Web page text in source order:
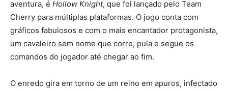
aventura, é Hollow Knight, que foi lançado pelo Team
Cherry para múltiplas plataformas. O jogo conta com
gráficos fabulosos e com o mais encantador protagonista,
um cavaleiro sem nome que corre, pula e segue os
comandos do jogador até chegar ao fim.
O enredo gira em torno de um reino em apuros, infectado